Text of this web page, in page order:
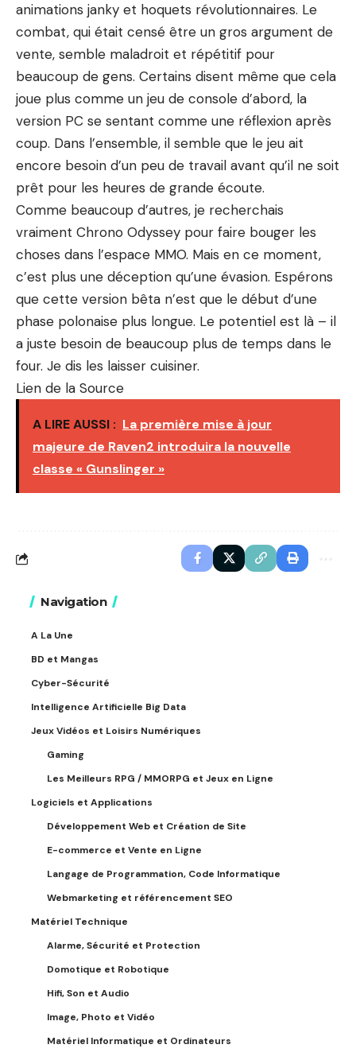
animations janky et hoquets révolutionnaires. Le
combat, qui était censé être un gros argument de
vente, semble maladroit et répétitif pour
beaucoup de gens. Certains disent même que cela
joue plus comme un jeu de console d’abord, la
version PC se sentant comme une réflexion après
coup. Dans l’ensemble, il semble que le jeu ait
encore besoin d’un peu de travail avant qu’il ne soit
prêt pour les heures de grande écoute.
Comme beaucoup d’autres, je recherchais
vraiment Chrono Odyssey pour faire bouger les
choses dans l’espace MMO. Mais en ce moment,
c’est plus une déception qu’une évasion. Espérons
que cette version bêta n’est que le début d’une
phase polonaise plus longue. Le potentiel est là – il
a juste besoin de beaucoup plus de temps dans le
four. Je dis les laisser cuisiner.
Lien de la Source
A LIRE AUSSI : La première mise à jour
majeure de Raven2 introduira la nouvelle
classe « Gunslinger »
Navigation
A La Une
BD et Mangas
Cyber-Sécurité
Intelligence Artificielle Big Data
Jeux Vidéos et Loisirs Numériques
Gaming
Les Meilleurs RPG / MMORPG et Jeux en Ligne
Logiciels et Applications
Développement Web et Création de Site
E-commerce et Vente en Ligne
Langage de Programmation, Code Informatique
Webmarketing et référencement SEO
Matériel Technique
Alarme, Sécurité et Protection
Domotique et Robotique
Hifi, Son et Audio
Image, Photo et Vidéo
Matériel Informatique et Ordinateurs